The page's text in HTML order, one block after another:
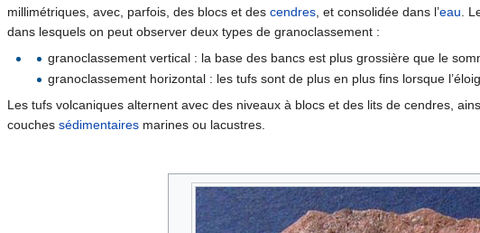
millimétriques, avec, parfois, des blocs et des cendres , et consolidée dans l’eau .
dans lesquels on peut observer deux types de granoclassement :
granoclassement vertical : la base des bancs est plus grossière que le
granoclassement horizontal : les tufs sont de plus en plus fins lorsque
Les tufs volcaniques alternent avec des niveaux à blocs et des lits de cendres,
couches sédimentaires marines ou lacustres.